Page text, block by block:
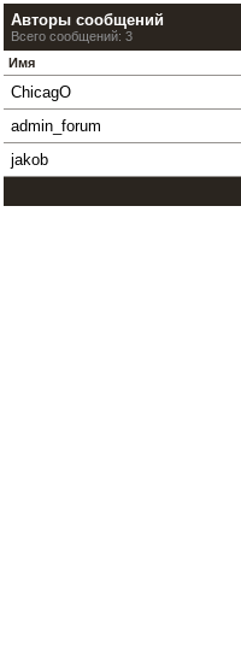
Авторы сообщений
Всего сообщений: 3
Имя
ChicagO
admin_forum
jakob